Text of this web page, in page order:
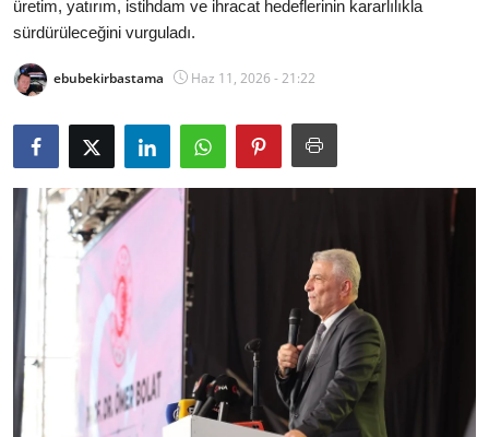
Resmi Reklamlar
üretim, yatırım, istihdam ve ihracat hedeflerinin kararlılıkla
sürdürüleceğini vurguladı.
ebubekirbastama Haz 11, 2026 - 21:22